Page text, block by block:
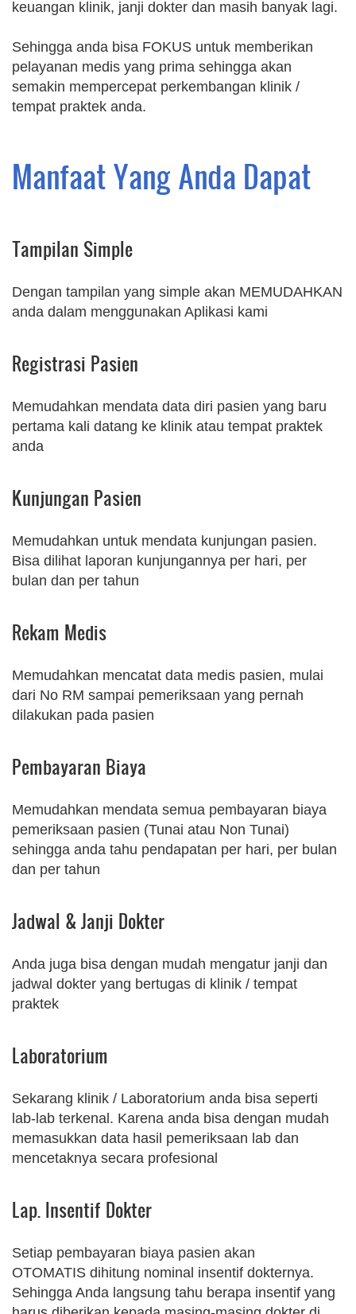
keuangan klinik, janji dokter dan masih banyak lagi.
Sehingga anda bisa FOKUS untuk memberikan
pelayanan medis yang prima sehingga akan
semakin mempercepat perkembangan klinik /
tempat praktek anda.
Manfaat Yang Anda Dapat
Tampilan Simple
Dengan tampilan yang simple akan MEMUDAHKAN
anda dalam menggunakan Aplikasi kami
Registrasi Pasien
Memudahkan mendata data diri pasien yang baru
pertama kali datang ke klinik atau tempat praktek
anda
Kunjungan Pasien
Memudahkan untuk mendata kunjungan pasien.
Bisa dilihat laporan kunjungannya per hari, per
bulan dan per tahun
Rekam Medis
Memudahkan mencatat data medis pasien, mulai
dari No RM sampai pemeriksaan yang pernah
dilakukan pada pasien
Pembayaran Biaya
Memudahkan mendata semua pembayaran biaya
pemeriksaan pasien (Tunai atau Non Tunai)
sehingga anda tahu pendapatan per hari, per bulan
dan per tahun
Jadwal & Janji Dokter
Anda juga bisa dengan mudah mengatur janji dan
jadwal dokter yang bertugas di klinik / tempat
praktek
Laboratorium
Sekarang klinik / Laboratorium anda bisa seperti
lab-lab terkenal. Karena anda bisa dengan mudah
memasukkan data hasil pemeriksaan lab dan
mencetaknya secara profesional
Lap. Insentif Dokter
Setiap pembayaran biaya pasien akan
OTOMATIS dihitung nominal insentif dokternya.
Sehingga Anda langsung tahu berapa insentif yang